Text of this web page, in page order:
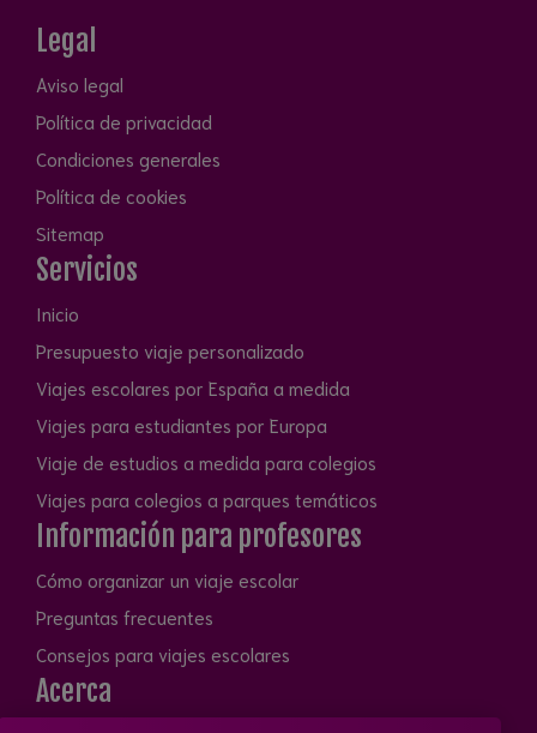
Legal
Aviso legal
Política de privacidad
Condiciones generales
Política de cookies
Sitemap
Servicios
Inicio
Presupuesto viaje personalizado
Viajes escolares por España a medida
Viajes para estudiantes por Europa
Viaje de estudios a medida para colegios
Viajes para colegios a parques temáticos
Información para profesores
Cómo organizar un viaje escolar
Preguntas frecuentes
Consejos para viajes escolares
Acerca